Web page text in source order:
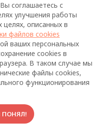
соглашаетесь с
улучшения работы
целях, описанных в
файлов cookies
ваших персональных
cookies в
В таком случае мы
файлы cookies,
функционирования